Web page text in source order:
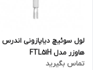
لول سوئیچ دیاپازونی اندرس
هاوزر مدل FTL51H
تماس بگیرید